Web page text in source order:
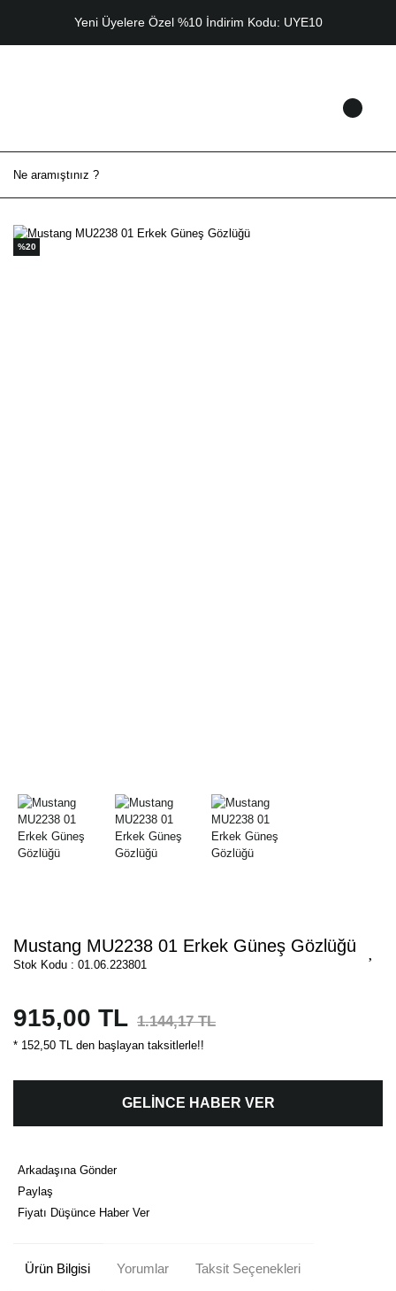
Yeni Üyelere Özel %10 İndirim Kodu: UYE10
%20
Mustang MU2238 01 Erkek Güneş Gözlüğü
Stok Kodu : 01.06.223801
915,00 TL 1.144,17 TL
* 152,50 TL den başlayan taksitlerle!!
GELİNCE HABER VER
Arkadaşına Gönder
Paylaş
Fiyatı Düşünce Haber Ver
Ürün Bilgisi Yorumlar Taksit Seçenekleri